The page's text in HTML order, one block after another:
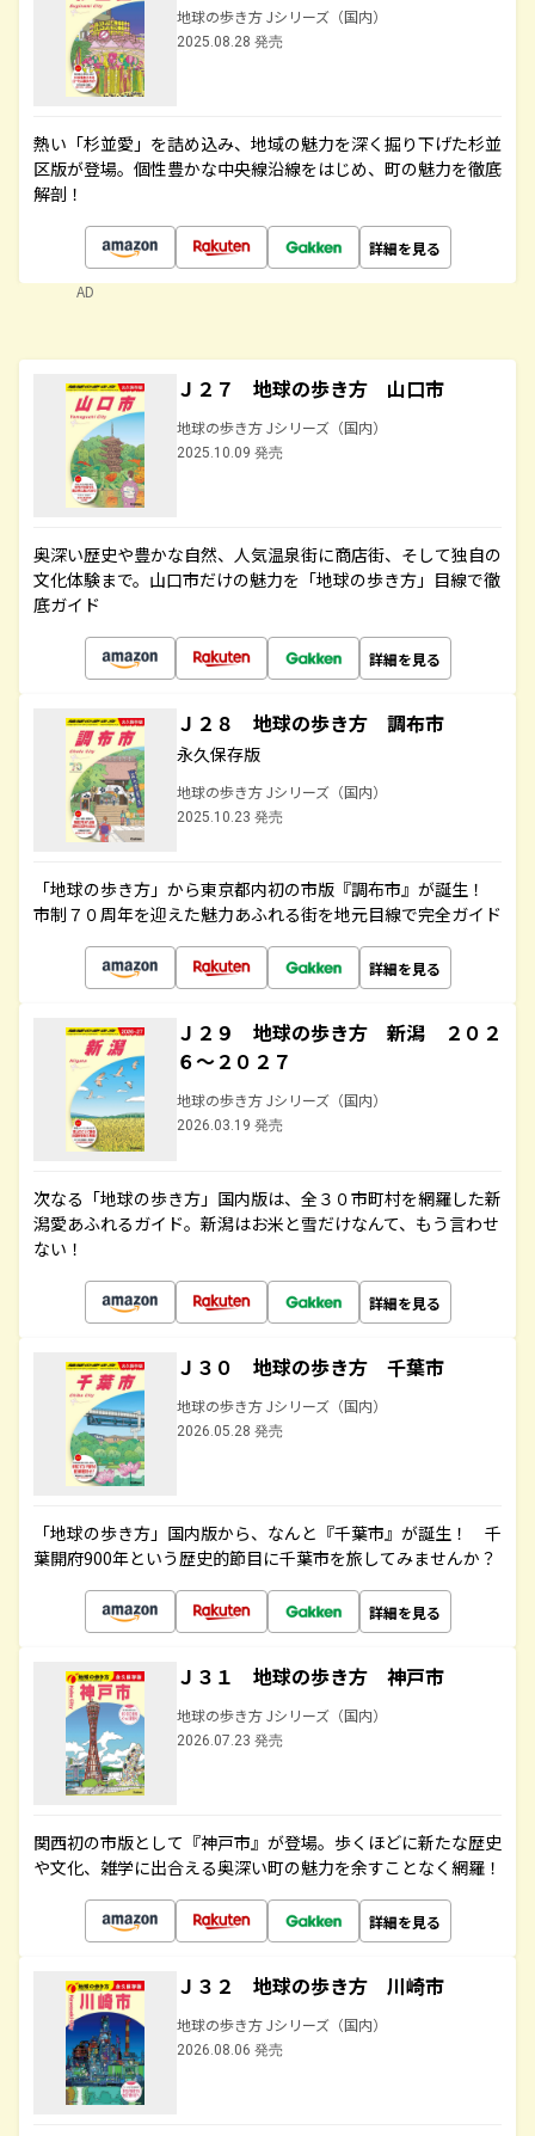
地球の歩き方 Jシリーズ（国内）
2025.08.28 発売
熱い「杉並愛」を詰め込み、地域の魅力を深く掘り下げた杉並
区版が登場。個性豊かな中央線沿線をはじめ、町の魅力を徹底
解剖！
詳細を見る
AD
Ｊ２７ 地球の歩き方 山口市
地球の歩き方 Jシリーズ（国内）
2025.10.09 発売
奥深い歴史や豊かな自然、人気温泉街に商店街、そして独自の
文化体験まで。山口市だけの魅力を「地球の歩き方」目線で徹
底ガイド
詳細を見る
Ｊ２８ 地球の歩き方 調布市
永久保存版
地球の歩き方 Jシリーズ（国内）
2025.10.23 発売
「地球の歩き方」から東京都内初の市版『調布市』が誕生！
市制７０周年を迎えた魅力あふれる街を地元目線で完全ガイド
詳細を見る
Ｊ２９ 地球の歩き方 新潟 ２０２
６～２０２７
地球の歩き方 Jシリーズ（国内）
2026.03.19 発売
次なる「地球の歩き方」国内版は、全３０市町村を網羅した新
潟愛あふれるガイド。新潟はお米と雪だけなんて、もう言わせ
ない！
詳細を見る
Ｊ３０ 地球の歩き方 千葉市
地球の歩き方 Jシリーズ（国内）
2026.05.28 発売
「地球の歩き方」国内版から、なんと『千葉市』が誕生！ 千
葉開府900年という歴史的節目に千葉市を旅してみませんか？
詳細を見る
Ｊ３１ 地球の歩き方 神戸市
地球の歩き方 Jシリーズ（国内）
2026.07.23 発売
関西初の市版として『神戸市』が登場。歩くほどに新たな歴史
や文化、雑学に出合える奥深い町の魅力を余すことなく網羅！
詳細を見る
Ｊ３２ 地球の歩き方 川崎市
地球の歩き方 Jシリーズ（国内）
2026.08.06 発売